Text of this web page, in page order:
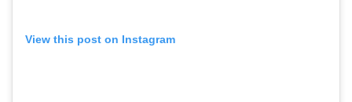
View this post on Instagram